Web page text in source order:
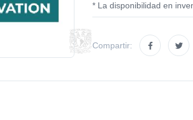
* La disponibilidad en
Compartir: